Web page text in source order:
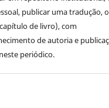
publicar uma tradução,
de livro), com
de autoria e
periódico.